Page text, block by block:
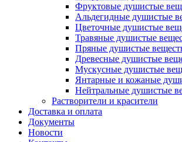
Фруктовые душистые
Альдегидные душистые
Цветочные душистые
Травяные душистые
Пряные душистые
Древесные душистые
Мускусные душистые
Янтарные и кожаные
Нейтральные душистые
Растворители и красители
Доставка и оплата
Документы
Новости